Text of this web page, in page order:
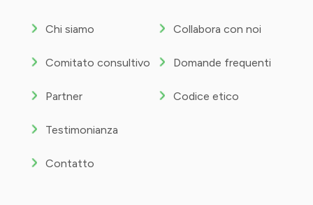
Chi siamo
Comitato consultivo
Partner
Testimonianza
Contatto
Collabora con noi
Domande frequenti
Codice etico